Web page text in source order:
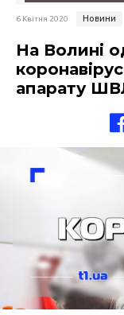
6 Квітня 2020 Новини
На Волині
апарату